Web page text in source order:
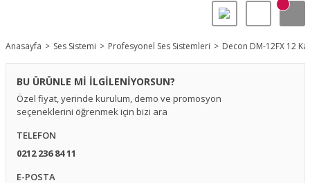
Anasayfa Ses Sistemi Profesyonel Ses Sistemleri Decon DM-12FX 12
BU ÜRÜNLE Mİ İLGİLENİYORSUN?
Özel fiyat, yerinde kurulum, demo ve promosyon
seçeneklerini öğrenmek için bizi ara
TELEFON
0212 236 84 11
E-POSTA